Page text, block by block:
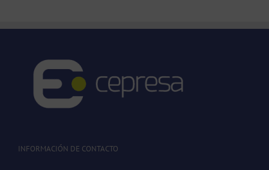
INFORMACIÓN DE CONTACTO